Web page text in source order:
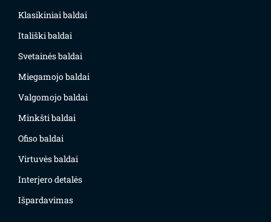
Klasikiniai baldai
Itališki baldai
Svetainės baldai
Miegamojo baldai
Valgomojo baldai
Minkšti baldai
Ofiso baldai
Virtuvės baldai
Interjero detalės
Išpardavimas